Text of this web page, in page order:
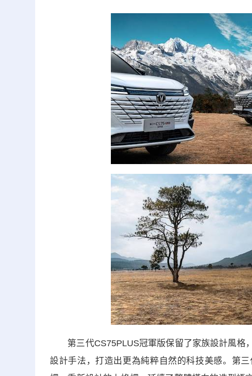
第三代CS75PLUS冠軍版保留了家族設計風格
設計手法，打造出更為純粹自然的科技美感。第